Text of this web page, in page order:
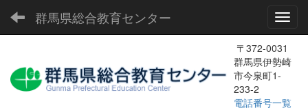
群馬県総合教育センター
〒372-0031
群馬県伊勢崎
市今泉町1-
233-2
電話番号一覧